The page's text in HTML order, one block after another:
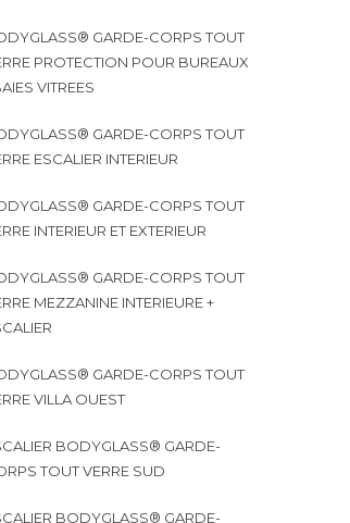
GARDE-CORPS TOUT
PROTECTION POUR BUREAUX
VITREES
GARDE-CORPS TOUT
ESCALIER INTERIEUR
GARDE-CORPS TOUT
INTERIEUR ET EXTERIEUR
GARDE-CORPS TOUT
MEZZANINE INTERIEURE +
GARDE-CORPS TOUT
VILLA OUEST
BODYGLASS® GARDE-
TOUT VERRE SUD
BODYGLASS® GARDE-